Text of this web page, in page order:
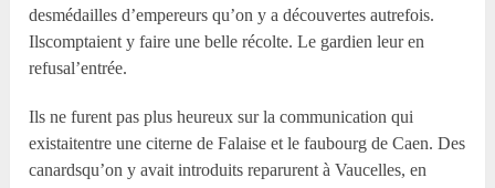
desmédailles d’empereurs qu’on y a découvertes autrefois.
Ilscomptaient y faire une belle récolte. Le gardien leur en
refusal’entrée.
Ils ne furent pas plus heureux sur la communication qui
existaitentre une citerne de Falaise et le faubourg de Caen. Des
canardsqu’on y avait introduits reparurent à Vaucelles, en